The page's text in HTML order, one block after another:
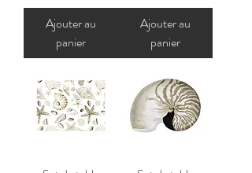
Ajouter au
panier
Ajouter au
panier